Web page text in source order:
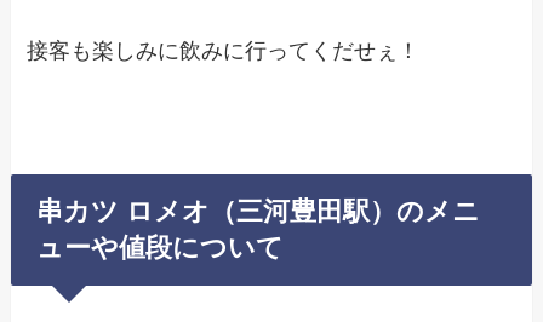
接客も楽しみに飲みに行ってくだせぇ！
串カツ ロメオ（三河豊田駅）のメニ
ューや値段について